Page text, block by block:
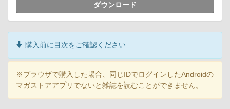
ダウンロード
購入前に目次をご確認ください
※ブラウザで購入した場合、同じIDでログインしたAndroidの
マガストアアプリでないと雑誌を読むことができません。